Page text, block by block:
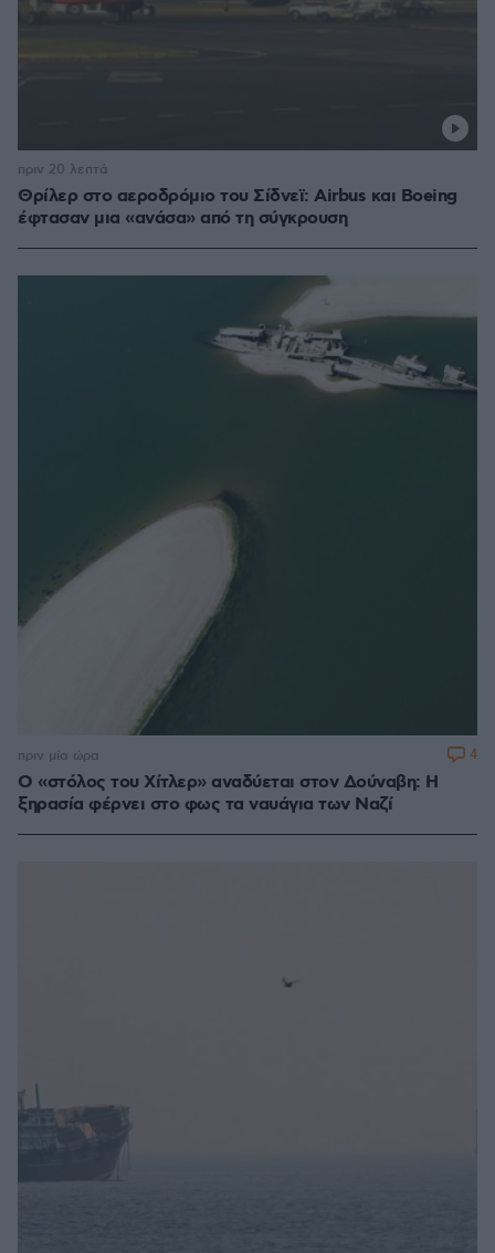
Θρίλερ στο αεροδρόμιο του Σίδνεϊ: Airbus και Boeing
έφτασαν μια «ανάσα» από τη σύγκρουση
πριν 20 λεπτά
Ο «στόλος του Χίτλερ» αναδύεται στον Δούναβη: Η
ξηρασία φέρνει στο φως τα ναυάγια των Ναζί
πριν μία ώρα 4